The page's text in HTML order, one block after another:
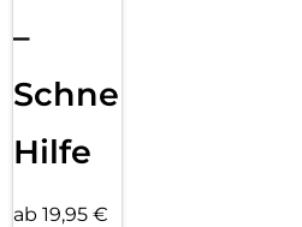
–
Schnelle
Hilfe
ab 19,95 €